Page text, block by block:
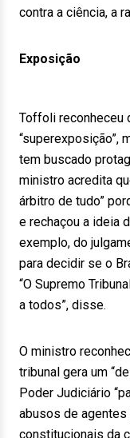
contra a ciência, a
Exposição
Toffoli reconheceu
“superexposição”,
tem buscado
ministro acredita
árbitro de tudo”
e rechaçou a ideia
exemplo, do
para decidir se o
“O Supremo
a todos”, disse.
O ministro
tribunal gera um
Poder Judiciário
abusos de
constitucionais da